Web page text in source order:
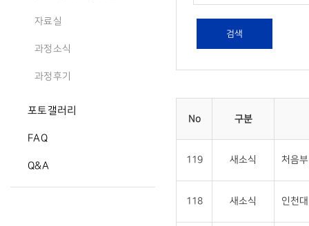
자료실
과정소식
과정후기
포토갤러리
FAQ
Q&A
검색
No 구분
119 새소식 처음
118 새소식 인천